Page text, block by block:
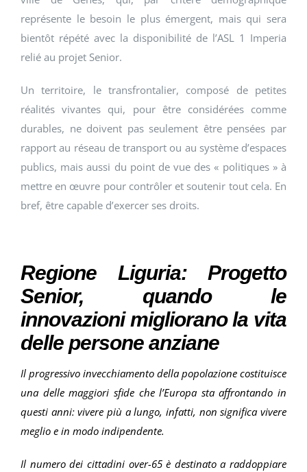
représente le besoin le plus émergent, mais qui sera
bientôt répété avec la disponibilité de l’ASL 1 Imperia
relié au projet Senior.
Un territoire, le transfrontalier, composé de petites
réalités vivantes qui, pour être considérées comme
durables, ne doivent pas seulement être pensées par
rapport au réseau de transport ou au système d’espaces
publics, mais aussi du point de vue des « politiques » à
mettre en œuvre pour contrôler et soutenir tout cela. En
bref, être capable d’exercer ses droits.
Regione Liguria: Progetto
Senior, quando le
innovazioni migliorano la vita
delle persone anziane
Il progressivo invecchiamento della popolazione costituisce
una delle maggiori sfide che l’Europa sta affrontando in
questi anni: vivere più a lungo, infatti, non significa vivere
meglio e in modo indipendente.
Il numero dei cittadini over-65 è destinato a raddoppiare